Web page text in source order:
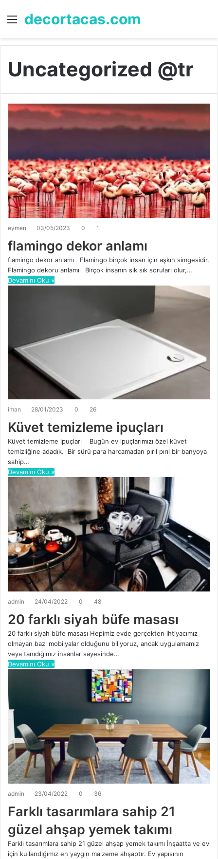
Menü
decortacas.com
...
Uncategorized @tr
eymen 03/05/2023 0 1
flamingo dekor anlamı
flamingo dekor anlamı Flamingo birçok insan için aşkın simgesidir.
Flamingo dekoru anlamı Birçok insanın sık sık soruları olur,…
Devamını Oku »
iman 28/01/2023 0 26
Küvet temizleme ipuçları
Küvet temizleme ipuçları Bugün ev ipuçlarımızı özel küvet
temizliğine adadık. Bir sürü para harcamadan pırıl pırıl bir banyoya
sahip…
Devamını Oku »
admin 24/04/2022 0 48
20 farklı siyah büfe masası
20 farklı siyah büfe masası Hepimiz evde gerçekten ihtiyacımız
olmayan bazı mobilyalar olduğunu biliyoruz, ancak uygulamamız
veya tanıdığımız insanlar sayesinde…
Devamını Oku »
admin 23/04/2022 0 36
Farklı tasarımlara sahip 21
güzel ahşap yemek takımı
Farklı tasarımlara sahip 21 güzel ahşap yemek takımı İnşaatta ve ev
için kullandığımız en yaygın malzeme ahşaptır. Ev yapısının